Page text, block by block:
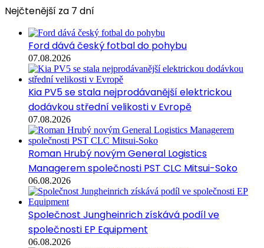
Nejčtenější za 7 dní
Ford dává český fotbal do pohybu
07.08.2026
Kia PV5 se stala nejprodávanější elektrickou
dodávkou střední velikosti v Evropě
07.08.2026
Roman Hrubý novým General Logistics
Managerem společnosti PST CLC Mitsui-Soko
06.08.2026
Společnost Jungheinrich získává podíl ve
společnosti EP Equipment
06.08.2026